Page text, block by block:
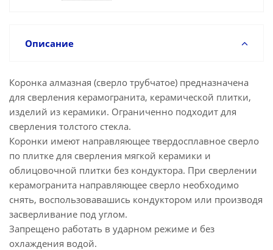
Описание
Коронка алмазная (сверло трубчатое) предназначена
для сверления керамогранита, керамической плитки,
изделий из керамики. Ограниченно подходит для
сверления толстого стекла.
Коронки имеют направляющее твердосплавное сверло
по плитке для сверления мягкой керамики и
облицовочной плитки без кондуктора. При сверлении
керамогранита направляющее сверло необходимо
снять, воспользовавашись кондуктором или производя
засверливание под углом.
Запрещено работать в ударном режиме и без
охлаждения водой.